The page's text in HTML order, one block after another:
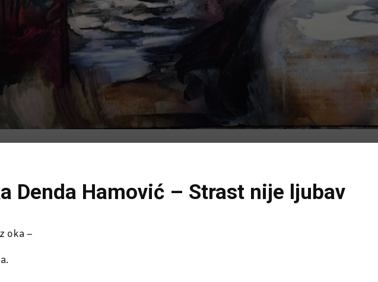
Denda Hamović – Strast nije ljubav
oka –